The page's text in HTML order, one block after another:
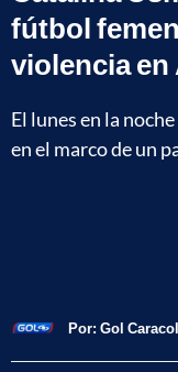
fútbol
violencia en
El lunes en la
en el marco de un
Por: Gol Caracol